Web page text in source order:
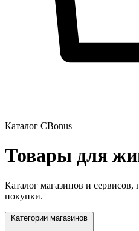
Каталог CBonus
Товары для
Каталог магазинов и
покупки.
Категории магазинов